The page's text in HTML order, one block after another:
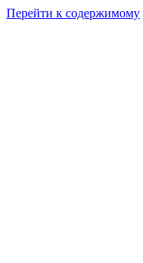
Перейти к содержимому